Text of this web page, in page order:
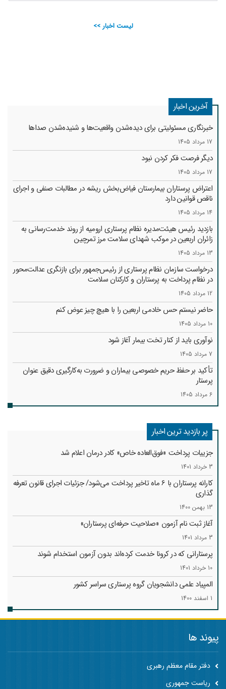
لیست اخبار >>
آخرین اخبار
خبرنگاری مسئولیتی برای دیده‌شدن واقعیت‌ها و شنیده‌شدن صداها
17 مرداد 1405
دیگر فرصت فکر کردن نبود
17 مرداد 1405
اعتراض پرستاران بیمارستان فیاض‌بخش ریشه در مطالبات صنفی و اجرای
ناقص قوانین دارد
14 مرداد 1405
بازدید رئیس هیئت‌مدیره نظام پرستاری ارومیه از روند خدمت‌رسانی به
زائران اربعین در موکب شهدای سلامت مرز تمرچین
13 مرداد 1405
درخواست سازمان نظام پرستاری از رئیس‌جمهور برای بازنگری عدالت‌محور
در نظام پرداخت به پرستاران و کارکنان سلامت
12 مرداد 1405
حاضر نیستم حس خادمی اربعین را با هیچ چیز عوض کنم
10 مرداد 1405
نوآوری باید از کنار تخت بیمار آغاز شود
7 مرداد 1405
تأکید بر حفظ حریم خصوصی بیماران و ضرورت به‌کارگیری دقیق عنوان
پرستار
6 مرداد 1405
پر بازدید ترین اخبار
جزییات پرداخت «فوق‌العاده خاص» کادر درمان اعلام شد
3 خرداد 1401
کارانه‌ پرستاران با 6 ماه تاخیر پرداخت می‌شود/ جزئیات اجرای قانون تعرفه
گذاری
13 بهمن 1400
آغاز ثبت نام آزمون «صلاحیت حرفه‌ای پرستاران»
3 مرداد 1401
پرستارانی که در کرونا خدمت کرد‌ه‌اند بدون آزمون استخدام شوند
10 خرداد 1401
المپیاد علمی دانشجویان گروه پرستاری سراسر کشور
1 اسفند 1400
پیوند ها
دفتر مقام معظم رهبری
ریاست جمهوری